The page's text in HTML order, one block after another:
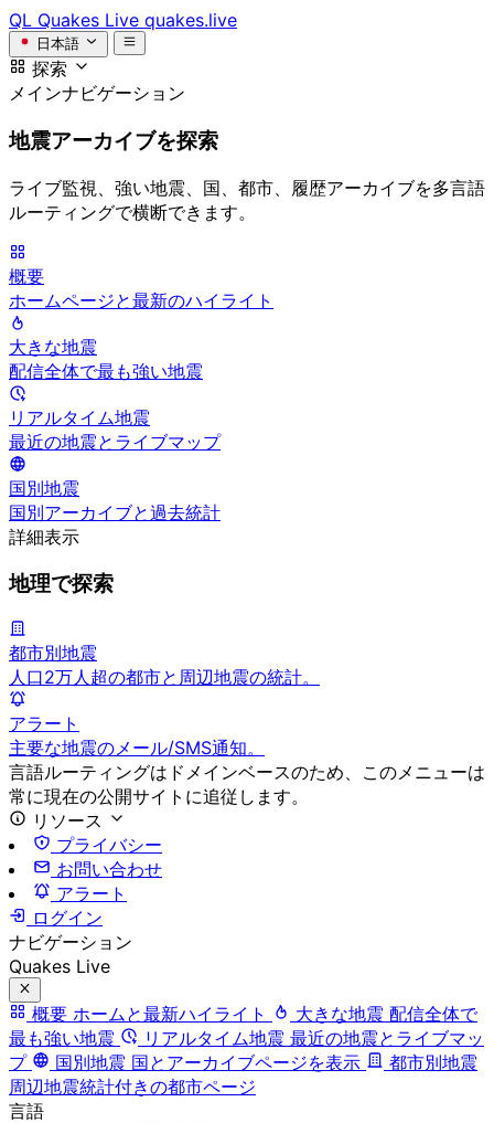
QL Quakes Live quakes.live
日本語
探索
メインナビゲーション
地震アーカイブを探索
ライブ監視、強い地震、国、都市、履歴アーカイブを多言語
ルーティングで横断できます。
概要
ホームページと最新のハイライト
大きな地震
配信全体で最も強い地震
リアルタイム地震
最近の地震とライブマップ
国別地震
国別アーカイブと過去統計
詳細表示
地理で探索
都市別地震
人口2万人超の都市と周辺地震の統計。
アラート
主要な地震のメール/SMS通知。
言語ルーティングはドメインベースのため、このメニューは
常に現在の公開サイトに追従します。
リソース
プライバシー
お問い合わせ
アラート
ログイン
ナビゲーション
Quakes Live
概要 ホームと最新ハイライト 大きな地震 配信全体で
最も強い地震
リアルタイム地震 最近の地震とライブマッ
プ
国別地震 国とアーカイブページを表示
都市別地震
周辺地震統計付きの都市ページ
言語